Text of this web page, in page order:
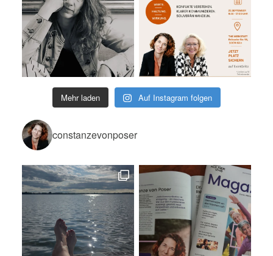
Mehr laden Auf Instagram folgen
constanzevonposer